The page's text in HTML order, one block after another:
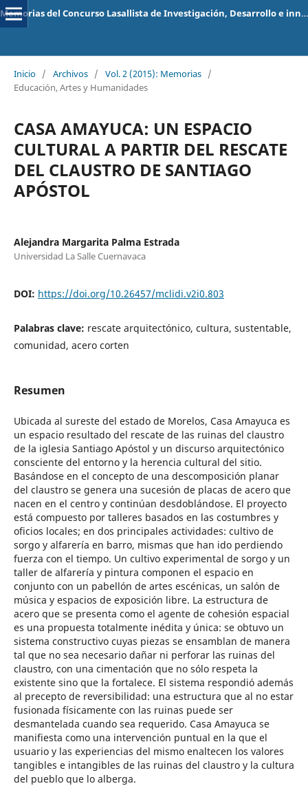
Memorias del Concurso Lasallista de Investigación, Desarrollo e innovación
Inicio / Archivos / Vol. 2 (2015): Memorias /
Educación, Artes y Humanidades
CASA AMAYUCA: UN ESPACIO
CULTURAL A PARTIR DEL RESCATE
DEL CLAUSTRO DE SANTIAGO
APÓSTOL
Alejandra Margarita Palma Estrada
Universidad La Salle Cuernavaca
DOI: https://doi.org/10.26457/mclidi.v2i0.803
Palabras clave: rescate arquitectónico, cultura, sustentable,
comunidad, acero corten
Resumen
Ubicada al sureste del estado de Morelos, Casa Amayuca es
un espacio resultado del rescate de las ruinas del claustro
de la iglesia Santiago Apóstol y un discurso arquitectónico
consciente del entorno y la herencia cultural del sitio.
Basándose en el concepto de una descomposición planar
del claustro se genera una sucesión de placas de acero que
nacen en el centro y continúan desdoblándose. El proyecto
está compuesto por talleres basados en las costumbres y
oficios locales; en dos principales actividades: cultivo de
sorgo y alfarería en barro, mismas que han ido perdiendo
fuerza con el tiempo. Un cultivo experimental de sorgo y un
taller de alfarería y pintura componen el espacio en
conjunto con un pabellón de artes escénicas, un salón de
música y espacios de exposición libre. La estructura de
acero que se presenta como el agente de cohesión espacial
es una propuesta totalmente inédita y única: se obtuvo un
sistema constructivo cuyas piezas se ensamblan de manera
tal que no sea necesario dañar ni perforar las ruinas del
claustro, con una cimentación que no sólo respeta la
existente sino que la fortalece. El sistema respondió además
al precepto de reversibilidad: una estructura que al no estar
fusionada físicamente con las ruinas puede ser
desmantelada cuando sea requerido. Casa Amayuca se
manifiesta como una intervención puntual en la que el
usuario y las experiencias del mismo enaltecen los valores
tangibles e intangibles de las ruinas del claustro y la cultura
del pueblo que lo alberga.